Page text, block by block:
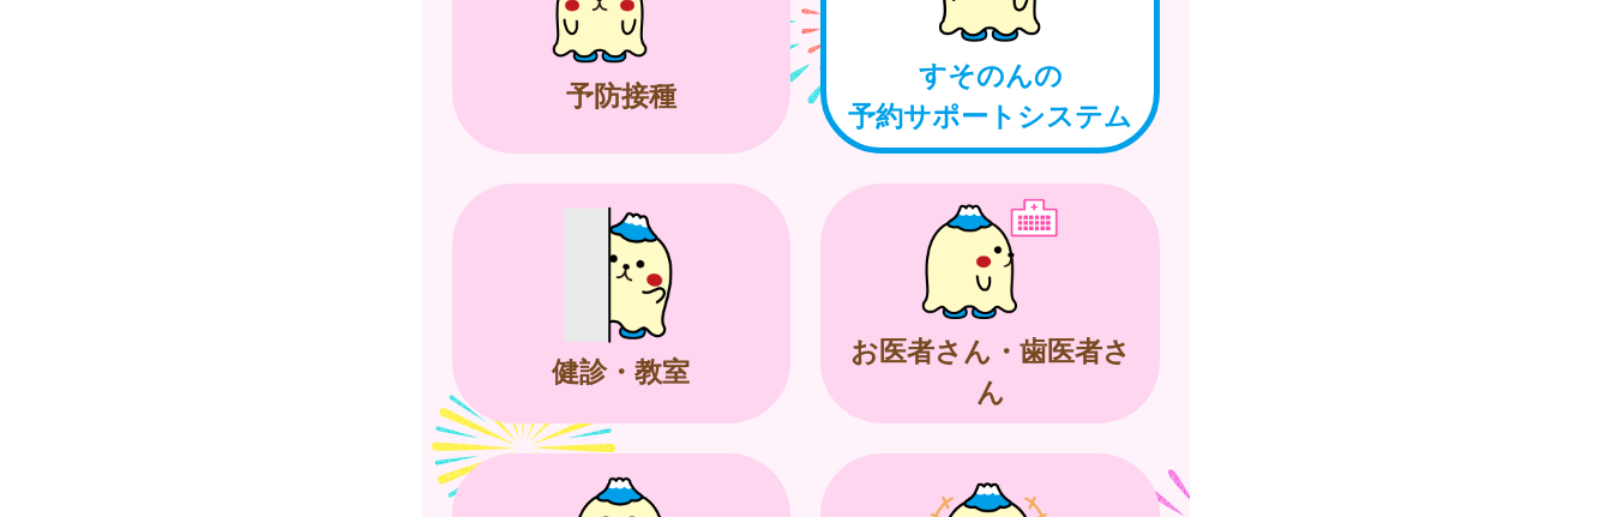
予防接種
すそのんの
予約サポートシステム
健診・教室
お医者さん・歯医者さ
ん